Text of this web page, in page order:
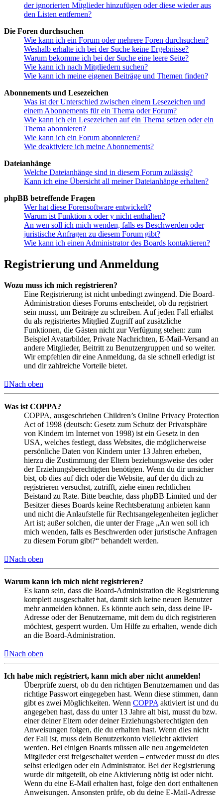
der ignorierten Mitglieder hinzufügen oder diese wieder aus
den Listen entfernen?
Die Foren durchsuchen
Wie kann ich ein Forum oder mehrere Foren durchsuchen?
Weshalb erhalte ich bei der Suche keine Ergebnisse?
Warum bekomme ich bei der Suche eine leere Seite?
Wie kann ich nach Mitgliedern suchen?
Wie kann ich meine eigenen Beiträge und Themen finden?
Abonnements und Lesezeichen
Was ist der Unterschied zwischen einem Lesezeichen und
einem Abonnements für ein Thema oder Forum?
Wie kann ich ein Lesezeichen auf ein Thema setzen oder ein
Thema abonnieren?
Wie kann ich ein Forum abonnieren?
Wie deaktiviere ich meine Abonnements?
Dateianhänge
Welche Dateianhänge sind in diesem Forum zulässig?
Kann ich eine Übersicht all meiner Dateianhänge erhalten?
phpBB betreffende Fragen
Wer hat diese Forensoftware entwickelt?
Warum ist Funktion x oder y nicht enthalten?
An wen soll ich mich wenden, falls es Beschwerden oder
juristische Anfragen zu diesem Forum gibt?
Wie kann ich einen Administrator des Boards kontaktieren?
Registrierung und Anmeldung
Wozu muss ich mich registrieren?
Eine Registrierung ist nicht unbedingt zwingend. Die Board-
Administration dieses Forums entscheidet, ob du registriert
sein musst, um Beiträge zu schreiben. Auf jeden Fall erhältst
du als registriertes Mitglied Zugriff auf zusätzliche
Funktionen, die Gästen nicht zur Verfügung stehen: zum
Beispiel Avatarbilder, Private Nachrichten, E-Mail-Versand an
andere Mitglieder, Beitritt zu Benutzergruppen und so weiter.
Wir empfehlen dir eine Anmeldung, da sie schnell erledigt ist
und dir zahlreiche Vorteile bietet.
Nach oben
Was ist COPPA?
COPPA, ausgeschrieben Children’s Online Privacy Protection
Act of 1998 (deutsch: Gesetz zum Schutz der Privatsphäre
von Kindern im Internet von 1998) ist ein Gesetz in den
USA, welches festlegt, dass Websites, die möglicherweise
persönliche Daten von Kindern unter 13 Jahren erheben,
hierzu die Zustimmung der Eltern beziehungsweise des oder
der Erziehungsberechtigten benötigen. Wenn du dir unsicher
bist, ob dies auf dich oder die Website, auf der du dich zu
registrieren versuchst, zutrifft, ziehe einen rechtlichen
Beistand zu Rate. Bitte beachte, dass phpBB Limited und der
Besitzer dieses Boards keine Rechtsberatung anbieten kann
und nicht die Anlaufstelle für Rechtsangelegenheiten jeglicher
Art ist; außer solchen, die unter der Frage „An wen soll ich
mich wenden, falls es Beschwerden oder juristische Anfragen
zu diesem Forum gibt?“ behandelt werden.
Nach oben
Warum kann ich mich nicht registrieren?
Es kann sein, dass die Board-Administration die Registrierung
komplett ausgeschaltet hat, damit sich keine neuen Benutzer
mehr anmelden können. Es könnte auch sein, dass deine IP-
Adresse oder der Benutzername, mit dem du dich registrieren
möchtest, gesperrt wurden. Um Hilfe zu erhalten, wende dich
an die Board-Administration.
Nach oben
Ich habe mich registriert, kann mich aber nicht anmelden!
Überprüfe zuerst, ob du den richtigen Benutzernamen und das
richtige Passwort eingegeben hast. Wenn diese stimmen, dann
gibt es zwei Möglichkeiten. Wenn COPPA aktiviert ist und du
angegeben hast, dass du unter 13 Jahre alt bist, musst du bzw.
einer deiner Eltern oder deiner Erziehungsberechtigten den
Anweisungen folgen, die du erhalten hast. Wenn dies nicht
der Fall ist, muss dein Benutzerkonto vielleicht aktiviert
werden. Bei einigen Boards müssen alle neu angemeldeten
Mitglieder erst freigeschaltet werden – entweder musst du dies
selbst erledigen oder ein Administrator. Bei der Registrierung
wurde dir mitgeteilt, ob eine Aktivierung nötig ist oder nicht.
Wenn du eine E-Mail erhalten hast, folge den dort enthaltenen
Anweisungen. Ansonsten prüfe, ob du deine E-Mail-Adresse